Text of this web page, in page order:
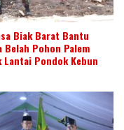
Biak Barat Bantu
Belah Pohon Palem
Lantai Pondok Kebun